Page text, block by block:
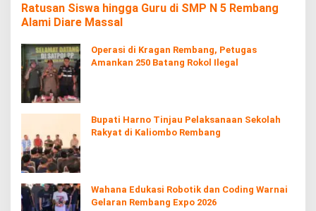
Ratusan Siswa hingga Guru di SMP N 5 Rembang
Alami Diare Massal
Operasi di Kragan Rembang, Petugas
Amankan 250 Batang Rokol Ilegal
Bupati Harno Tinjau Pelaksanaan Sekolah
Rakyat di Kaliombo Rembang
Wahana Edukasi Robotik dan Coding Warnai
Gelaran Rembang Expo 2026